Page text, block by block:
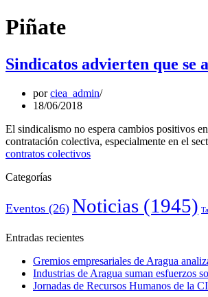
Piñate
Sindicatos advierten que se
porciea_admin
18/06/2018
El sindicalismo no espera cambios positivos
contratación colectiva, especialmente en el
contratos colectivos
Categorías
Eventos (26) Noticias (1945)
Entradas recientes
Gremios empresariales de Aragua
Industrias de Aragua suman esfuerzos
Jornadas de Recursos Humanos de la